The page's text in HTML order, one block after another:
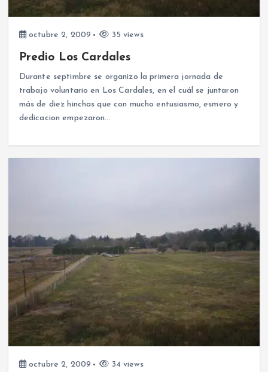
octubre 2, 2009 35 views
Predio Los Cardales
Durante septimbre se organizo la primera jornada de
trabajo voluntario en Los Cardales, en el cuál se juntaron
más de diez hinchas que con mucho entusiasmo, esmero y
dedicacion empezaron…
octubre 2, 2009 34 views